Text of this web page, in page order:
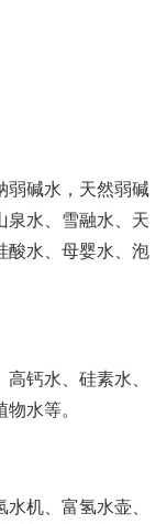
弱碱水，天然弱碱
泉水、雪融水、天
酸水、母婴水、泡
钙水、硅素水、
水等。
机、富氢水壶、